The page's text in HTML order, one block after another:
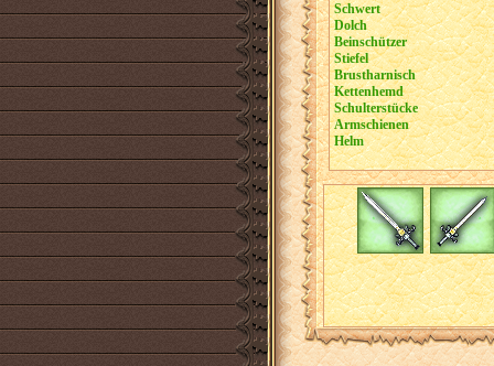
Schwert
Dolch
Beinschützer
Stiefel
Brustharnisch
Kettenhemd
Schulterstücke
Armschienen
Helm